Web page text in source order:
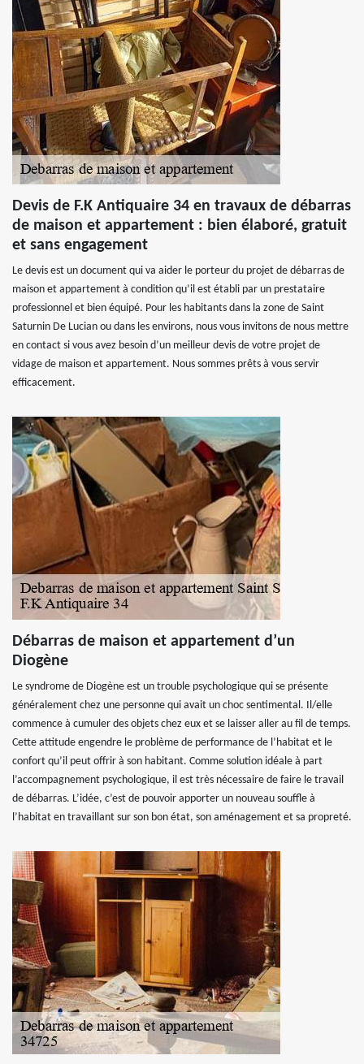
Devis de F.K Antiquaire 34 en travaux de débarras
de maison et appartement : bien élaboré, gratuit
et sans engagement
Le devis est un document qui va aider le porteur du projet de débarras de
maison et appartement à condition qu’il est établi par un prestataire
professionnel et bien équipé. Pour les habitants dans la zone de Saint
Saturnin De Lucian ou dans les environs, nous vous invitons de nous mettre
en contact si vous avez besoin d’un meilleur devis de votre projet de
vidage de maison et appartement. Nous sommes prêts à vous servir
efficacement.
Débarras de maison et appartement d’un
Diogène
Le syndrome de Diogène est un trouble psychologique qui se présente
généralement chez une personne qui avait un choc sentimental. Il/elle
commence à cumuler des objets chez eux et se laisser aller au fil de temps.
Cette attitude engendre le problème de performance de l’habitat et le
confort qu’il peut offrir à son habitant. Comme solution idéale à part
l’accompagnement psychologique, il est très nécessaire de faire le travail
de débarras. L’idée, c’est de pouvoir apporter un nouveau souffle à
l’habitat en travaillant sur son bon état, son aménagement et sa propreté.